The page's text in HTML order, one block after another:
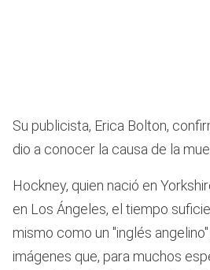
Su publicista, Erica Bolton,
dio a conocer la causa de la
Hockney, quien nació en
en Los Ángeles, el tiempo
mismo como un "inglés
imágenes que, para muchos